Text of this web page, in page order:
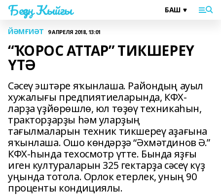
Беҙҙең Ҡыйғы
ЙӘМҒИӘТ 9 АПРЕЛЯ 2018, 13:01
“ҠОРОС АТТАР” ТИКШЕРЕҮ
ҮТӘ
Сәсеү эштәре яҡынлаша. Райондың ауыл
хужалығы предпиятиеларында, КФХ-
ларҙа үҙйөрөшлө, юл төҙөү техникаһын,
тракторҙарҙы һәм уларҙың
тағылмаларын техник тикшереү аҙағына
яҡынлаша. Ошо көндәрҙә “Әхмәтдинов Ә.”
КФХ-һында техосмотр үтте. Бында яҙғы
иген култураларын 325 гектарҙа сәсеү күҙ
уңында тотола. Орлок етерлек, уның 90
проценты кондициялы.